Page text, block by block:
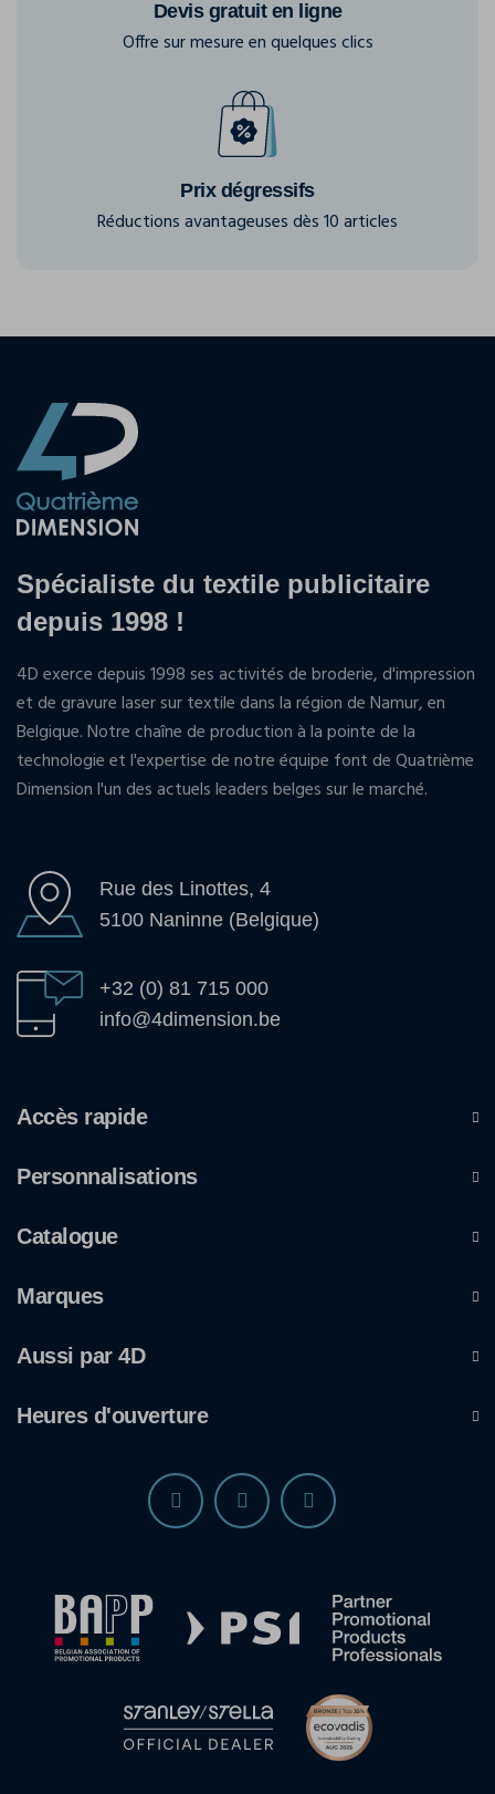
Devis gratuit en ligne
Offre sur mesure en quelques clics
Prix dégressifs
Réductions avantageuses dès 10 articles
Spécialiste du textile publicitaire
depuis 1998 !
4D exerce depuis 1998 ses activités de broderie, d'impression
et de gravure laser sur textile dans la région de Namur, en
Belgique. Notre chaîne de production à la pointe de la
technologie et l'expertise de notre équipe font de Quatrième
Dimension l'un des actuels leaders belges sur le marché.
Rue des Linottes, 4
5100 Naninne (Belgique)
+32 (0) 81 715 000
info@4dimension.be
Accès rapide
Personnalisations
Catalogue
Marques
Aussi par 4D
Heures d'ouverture